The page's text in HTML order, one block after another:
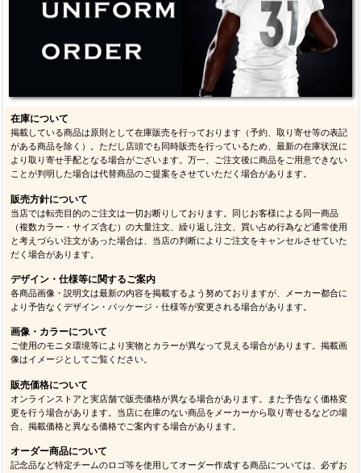
在庫について
掲載している商品は原則として在庫販売を行っております（予約、取り寄せ等の表記
がある商品を除く）。ただし店頭でも同時販売を行っているため、最新の在庫状況に
より取り寄せ手配となる場合がございます。万一、ご注文後に商品をご用意できない
ことが判明した場合は代替商品のご提案をさせていただく場合があります。
販売方針について
当店では転売目的のご注文は一切お断りしております。同じお客様による同一商品
（複数カラー・サイズ含む）の大量注文、繰り返し注文、買い占め行為など通常使用
と考えづらい注文があった場合は、当店の判断によりご注文をキャンセルさせていた
だく場合があります。
デザイン・仕様等に関するご案内
各商品画像・説明文は最新の内容を掲載するよう努めておりますが、メーカー都合に
より予告なくデザイン・パッケージ・仕様等が変更される場合があります。
画像・カラーについて
ご使用のモニタ環境等により実物とカラーが異なって見える場合があります。掲載画
像はイメージとしてご覧ください。
販売価格について
オンラインストアと実店舗で販売価格が異なる場合があります。また予告なく価格変
更を行う場合があります。当店に在庫のない商品をメーカーから取り寄せるなどの場
合、掲載価格と異なる価格でご案内する場合があります。
オーダー商品について
記念品など特定チームのロゴ等を使用してオーダー作成する商品については、必ずお